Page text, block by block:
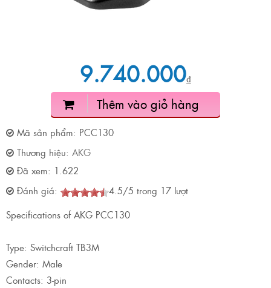
9.740.000₫
Thêm vào giỏ hàng
Mã sản phẩm: PCC130
Thương hiệu: AKG
Đã xem: 1.622
Đánh giá:
4.5/5 trong 17 lượt
Specifications of AKG PCC130
Type: Switchcraft TB3M
Gender: Male
Contacts: 3-pin